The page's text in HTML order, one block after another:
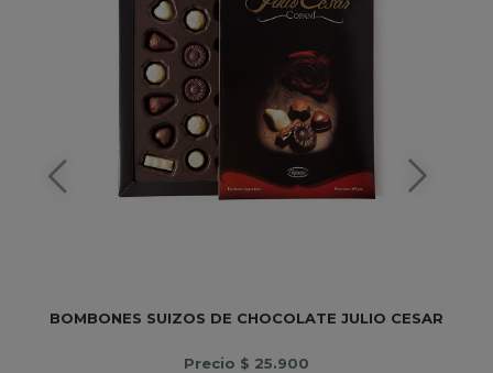
BOMBONES SUIZOS DE CHOCOLATE JULIO CESAR
Precio $ 25.900